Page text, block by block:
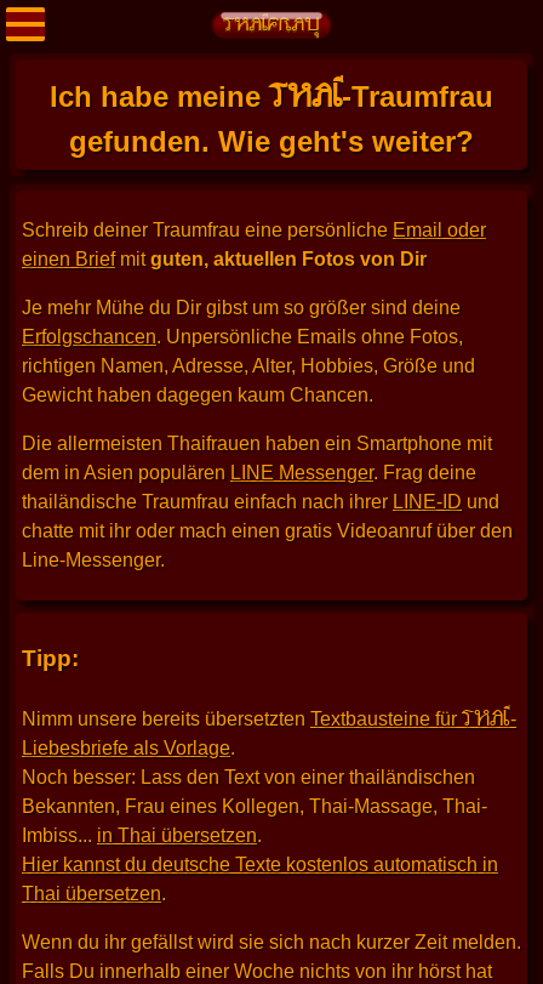
Ich habe meineTHAI-Traumfrau
gefunden. Wie geht's weiter?
Schreib deiner Traumfrau eine persönliche Email oder
einen Briefmitguten, aktuellen Fotos von Dir
Je mehr Mühe du Dir gibst um so größer sind deine
Erfolgschancen. Unpersönliche Emails ohne Fotos,
richtigen Namen, Adresse, Alter, Hobbies, Größe und
Gewicht haben dagegen kaum Chancen.
Die allermeisten Thaifrauen haben ein Smartphone mit
dem in Asien populären LINE Messenger. Frag deine
thailändische Traumfrau einfach nach ihrer LINE-ID und
chatte mit ihr oder mach einen gratis Videoanruf über den
Line-Messenger.
Tipp:
Nimm unsere bereits übersetzten Textbausteine für THAI-
Liebesbriefe als Vorlage.
Noch besser: Lass den Text von einer thailändischen
Bekannten, Frau eines Kollegen, Thai-Massage, Thai-
Imbiss... in Thai übersetzen.
Hier kannst du deutsche Texte kostenlos automatisch in
Thai übersetzen.
Wenn du ihr gefällst wird sie sich nach kurzer Zeit melden.
Falls Du innerhalb einer Woche nichts von ihr hörst hat